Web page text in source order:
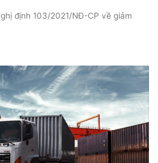
định 103/2021/NĐ-CP về giảm